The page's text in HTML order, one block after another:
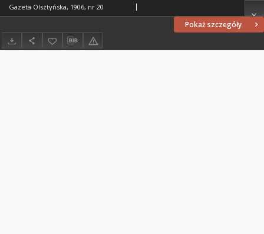
Pokaż szczegóły
Gazeta Olsztyńska, 1906, nr 20